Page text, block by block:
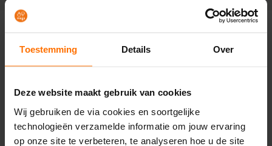
Toestemming Details Over
Deze website maakt gebruik van cookies
Wij gebruiken de via cookies en soortgelijke
technologieën verzamelde informatie om jouw ervaring
op onze site te verbeteren, te analyseren hoe u de site
op maat: fronten, werkblad, techniek en indeling.
Heemskerk of Soest.
INSPIRATIEMAGAZINE